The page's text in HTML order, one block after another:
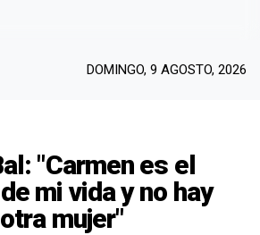
DOMINGO, 9 AGOSTO, 2026
"Carmen es el
mi vida y no hay
mujer"